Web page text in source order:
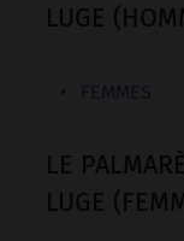
LUGE
LE
LUGE